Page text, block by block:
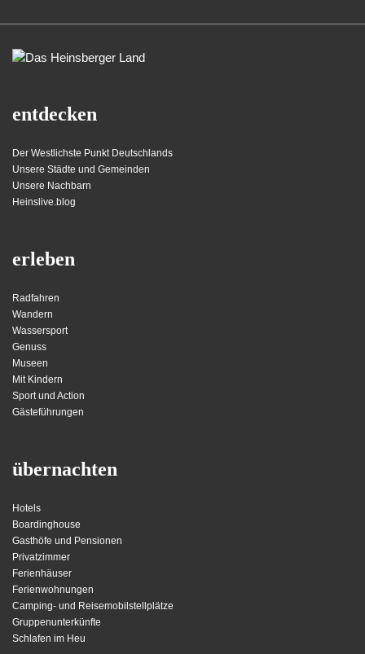
entdecken
Der Westlichste Punkt Deutschlands
Unsere Städte und Gemeinden
Unsere Nachbarn
Heinslive.blog
erleben
Radfahren
Wandern
Wassersport
Genuss
Museen
Mit Kindern
Sport und Action
Gästeführungen
übernachten
Hotels
Boardinghouse
Gasthöfe und Pensionen
Privatzimmer
Ferienhäuser
Ferienwohnungen
Camping- und Reisemobilstellplätze
Gruppenunterkünfte
Schlafen im Heu